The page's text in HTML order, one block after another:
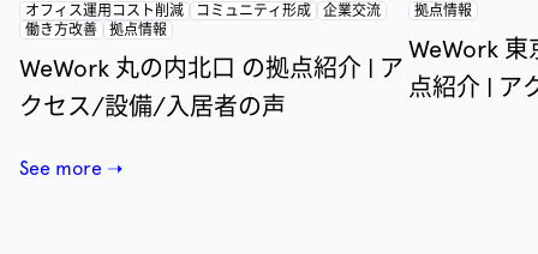
オフィス運用コスト削減 コミュニティ形成
企業交流
働き方改善
拠点情報
WeWork 丸の内北口 の拠点紹介 | ア
クセス/設備/入居者の声
拠点情報
WeWork 東
点紹介 | ア
See more ➝